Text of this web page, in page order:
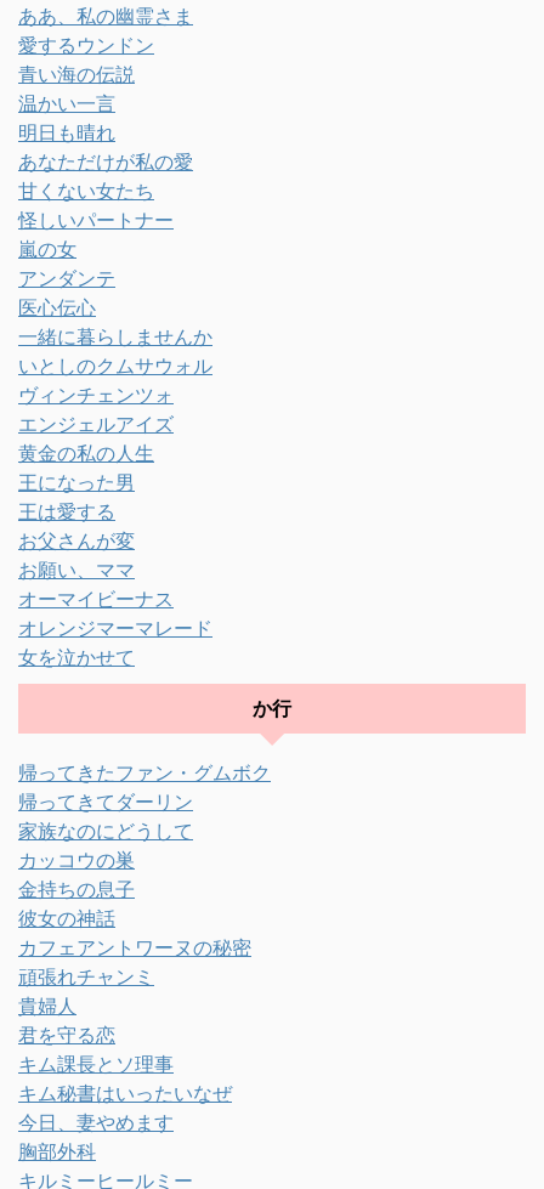
ああ、私の幽霊さま
愛するウンドン
青い海の伝説
温かい一言
明日も晴れ
あなただけが私の愛
甘くない女たち
怪しいパートナー
嵐の女
アンダンテ
医心伝心
一緒に暮らしませんか
いとしのクムサウォル
ヴィンチェンツォ
エンジェルアイズ
黄金の私の人生
王になった男
王は愛する
お父さんが変
お願い、ママ
オーマイビーナス
オレンジマーマレード
女を泣かせて
か行
帰ってきたファン・グムボク
帰ってきてダーリン
家族なのにどうして
カッコウの巣
金持ちの息子
彼女の神話
カフェアントワーヌの秘密
頑張れチャンミ
貴婦人
君を守る恋
キム課長とソ理事
キム秘書はいったいなぜ
今日、妻やめます
胸部外科
キルミーヒールミー